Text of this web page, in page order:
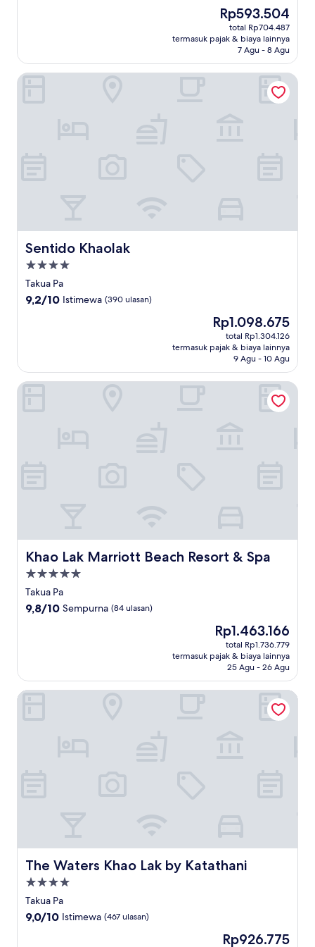
Harga
sekarang
Rp593.504
Rp593.504
total Rp704.487
termasuk pajak & biaya lainnya
7 Agu - 8 Agu
Sentido Khaolak
Sentido Khaolak
Properti
bintang
4.0
Takua Pa
9.2
9,2/10 Istimewa (390 ulasan)
Harga
sekarang
Rp1.098.675
Rp1.098.675
total Rp1.304.126
termasuk pajak & biaya lainnya
9 Agu - 10 Agu
Sentido Khaolak
Khao Lak Marriott Beach Resort & Spa
Khao Lak Marriott Beach Resort & Spa
Properti
bintang
5.0
Takua Pa
9.8
9,8/10 Sempurna (84 ulasan)
Harga
sekarang
Rp1.463.166
Rp1.463.166
total Rp1.736.779
termasuk pajak & biaya lainnya
25 Agu - 26 Agu
Khao Lak Marriott Beach Resort & Spa
The Waters Khao Lak by Katathani
The Waters Khao Lak by Katathani
Properti
bintang
4.0
Takua Pa
9.0
9,0/10 Istimewa (467 ulasan)
Harga
Rp926.775
The Waters Khao Lak by Katathani